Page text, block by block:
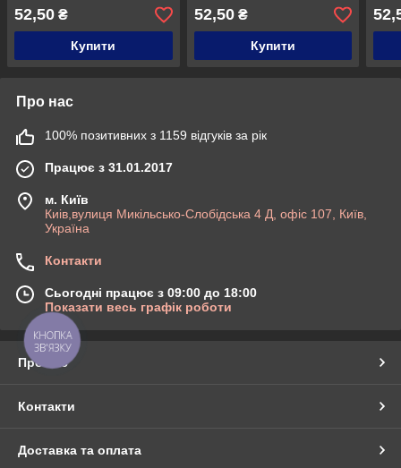
52,50 ₴
Купити
52,50₴
Купити
Про нас
100% позитивних з 1159 відгуків за рік
Працює з 31.01.2017
м. Київ
Киів,вулиця Микільсько-Слобідська 4 Д, офіс 107, Київ,
Україна
Контакти
Сьогодні працює з 09:00 до 18:00
Показати весь графік роботи
Про нас
Контакти
Доставка та оплата
КНОПКА
ЗВ'ЯЗКУ